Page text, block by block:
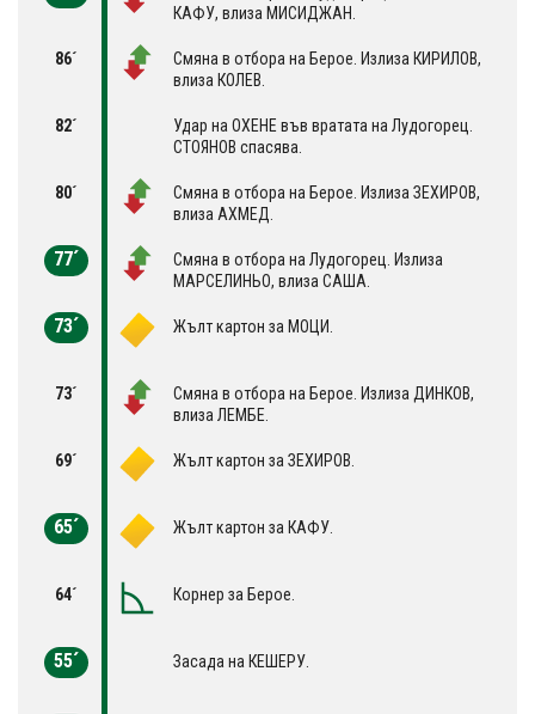
КАФУ, влиза МИСИДЖАН.
86´
Смяна в отбора на Берое. Излиза КИРИЛОВ,
влиза КОЛЕВ.
82´
Удар на ОХЕНЕ във вратата на Лудогорец.
СТОЯНОВ спасява.
80´
Смяна в отбора на Берое. Излиза ЗЕХИРОВ,
влиза АХМЕД.
77´
Смяна в отбора на Лудогорец. Излиза
МАРСЕЛИНЬО, влиза САША.
73´ Жълт картон за МОЦИ.
73´
Смяна в отбора на Берое. Излиза ДИНКОВ,
влиза ЛЕМБЕ.
69´ Жълт картон за ЗЕХИРОВ.
65´ Жълт картон за КАФУ.
64´ Корнер за Берое.
55´ Засада на КЕШЕРУ.